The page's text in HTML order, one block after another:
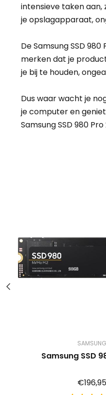
intensieve taken
je opslagapparaat,
De Samsung SSD
merken dat je
je bij te houden,
Dus waar wacht je
je computer en
Samsung SSD 980
SAMSUNG
Samsung SSD
€196,95